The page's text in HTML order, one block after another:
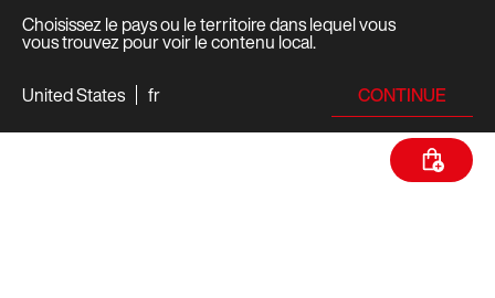
Choisissez le pays ou le territoire dans lequel vous
vous trouvez pour voir le contenu local.
United States
fr CONTINUE